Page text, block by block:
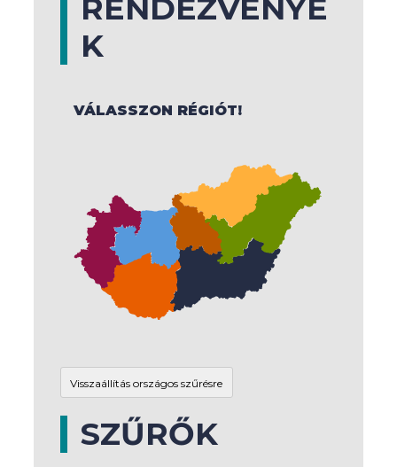
RENDEZVÉNYE
K
VÁLASSZON RÉGIÓT!
SZŰRŐK